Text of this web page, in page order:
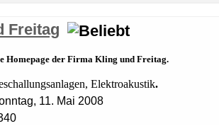
Freitag
Homepage der Firma Kling und Freitag.
Elektroakustik.
11. Mai 2008